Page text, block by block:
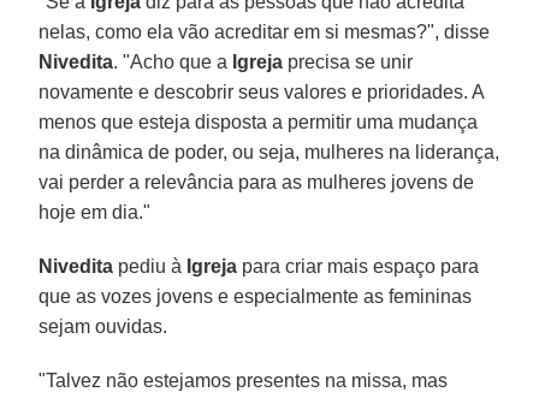
nelas, como ela vão acreditar em si mesmas?", disse
Nivedita. "Acho que a Igreja precisa se unir
novamente e descobrir seus valores e prioridades. A
menos que esteja disposta a permitir uma mudança
na dinâmica de poder, ou seja, mulheres na liderança,
vai perder a relevância para as mulheres jovens de
hoje em dia."
Nivedita pediu à Igreja para criar mais espaço para
que as vozes jovens e especialmente as femininas
sejam ouvidas.
"Talvez não estejamos presentes na missa, mas